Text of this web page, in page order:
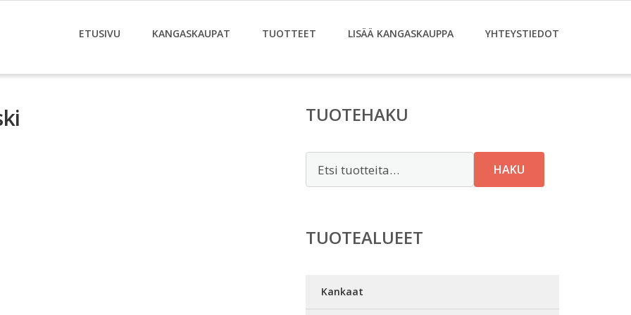
ETUSIVU KANGASKAUPAT TUOTTEET LISÄÄ KANGASKAUPPA YHTEYSTIEDOT
TUOTEHAKU
HAKU
TUOTEALUEET
Kankaat